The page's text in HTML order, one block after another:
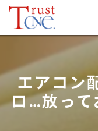
エアコン
ロ…放って